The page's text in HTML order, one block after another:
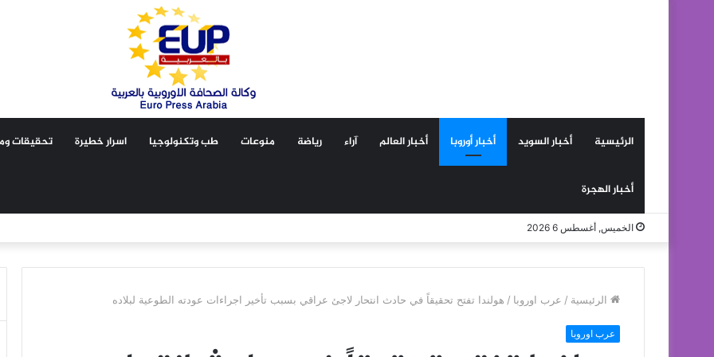
الرئيسية أخبار السويد أخبار أوروبا أخبار العالم آراء رياضة منوعات طب وتكنولوجيا اسرار خطيرة تحقيقات
أخبار الهجرة
الخميس, أغسطس 6 2026
الرئيسية / عرب اوروبا / هولندا تفتح تحقيقاً في حادث انتحار لاجئ عراقي بسبب تأخير اجراءات عودته الطوعية لبلاده
عرب اوروبا